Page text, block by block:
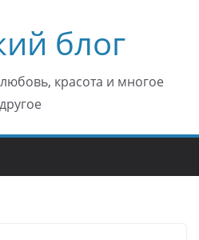
блог
красота и многое
другое